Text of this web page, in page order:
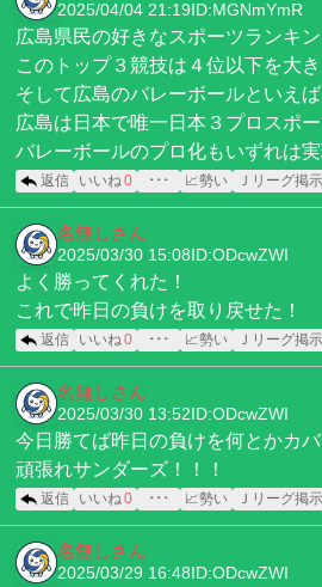
2025/04/04 21:19 ID:MGNmYmR
広島県民の好きなスポーツランキ
このトップ３競技は４位以下を大
そして広島のバレーボールといえば
広島は日本で唯一日本３プロスポ
バレーボールのプロ化もいずれは
返信 いいね 0 ･･･ 📈勢い Ｊリーグ掲
名無しさん
2025/03/30 15:08 ID:ODcwZWI
よく勝ってくれた！
これで昨日の負けを取り戻せた！
返信 いいね 0 ･･･ 📈勢い Ｊリーグ掲
名無しさん
2025/03/30 13:52 ID:ODcwZWI
今日勝てば昨日の負けを何とかカバ
頑張れサンダーズ！！！
返信 いいね 0 ･･･ 📈勢い Ｊリーグ掲
名無しさん
2025/03/29 16:48 ID:ODcwZWI